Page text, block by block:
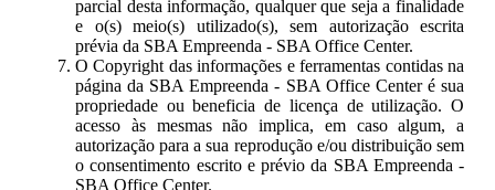
parcial desta informação, qualquer que seja a finalidade
e o(s) meio(s) utilizado(s), sem autorização escrita
prévia da SBA Empreenda - SBA Office Center.
O Copyright das informações e ferramentas contidas na
página da SBA Empreenda - SBA Office Center é sua
propriedade ou beneficia de licença de utilização. O
acesso às mesmas não implica, em caso algum, a
autorização para a sua reprodução e/ou distribuição sem
o consentimento escrito e prévio da SBA Empreenda -
SBA Office Center.